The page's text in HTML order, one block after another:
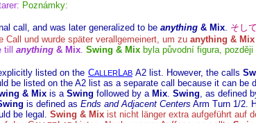
Poznámky:
call, and was later generalized to be anything & Mix そし
Call und wurde später verallgemeinert, um zu anything & Mix
till anything & Mix Swing & Mix byla původní figura, později
listed on the CALLERL AB A2 list. However, the calls
be listed on the A2 list as a separate call because it can be
& Mix is a Swing followed by a Mix Swing , as defined
is defined as Ends and Adjacent Centers Arm Turn 1/2.
be legal. Swing & Mix ist nicht länger extra aufgeführt auf